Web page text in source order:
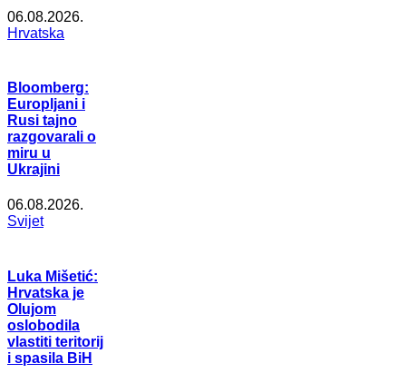
06.08.2026.
Hrvatska
Bloomberg:
Europljani i
Rusi tajno
razgovarali o
miru u
Ukrajini
06.08.2026.
Svijet
Luka Mišetić:
Hrvatska je
Olujom
oslobodila
vlastiti teritorij
i spasila BiH